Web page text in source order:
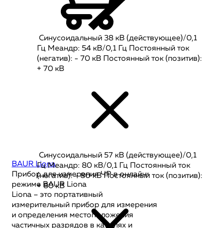
BAUR Liona
Прибор для измерения ЧР в онлайн-
режиме BAUR Liona
Liona – это портативный
измерительный прибор для измерения
и определения местоположения
частичных разрядов в кабелях и
Синусоидальный 38 кВ (действующее)/0,1
Гц Меандр: 54 кВ/0,1 Гц Постоянный ток
(негатив): - 70 кВ Постоянный ток (позитив):
+ 70 кВ
Синусоидальный 57 кВ (действующее)/0,1
Гц Меандр: 80 кВ/0,1 Гц Постоянный ток
(негатив): - 80 кВ Постоянный ток (позитив):
+ 80 кВ